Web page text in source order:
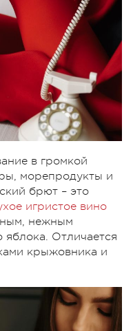
в громкой
морепродукты и
брют – это
игристое вино
нежным
яблока. Отличается
крыжовника и